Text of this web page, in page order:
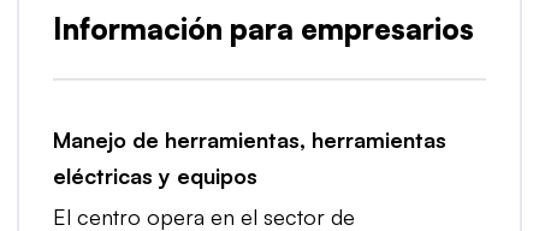
Información para empresarios
Manejo de herramientas, herramientas
eléctricas y equipos
El centro opera en el sector de